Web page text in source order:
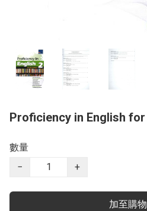
Proficiency in English
數量
−
+
加至購